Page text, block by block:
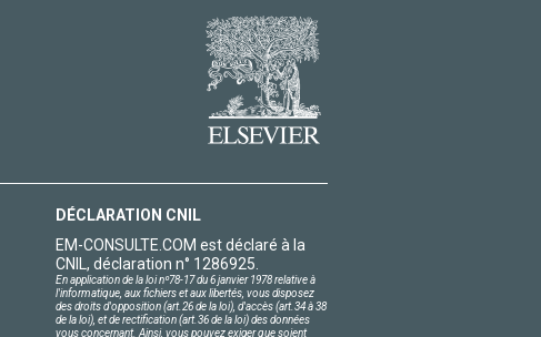
DÉCLARATION CNIL
EM-CONSULTE.COM est déclaré à la
CNIL, déclaration n° 1286925.
En application de la loi nº78-17 du 6 janvier 1978 relative à
l'informatique, aux fichiers et aux libertés, vous disposez
des droits d'opposition (art.26 de la loi), d'accès (art.34 à 38
de la loi), et de rectification (art.36 de la loi) des données
vous concernant. Ainsi, vous pouvez exiger que soient